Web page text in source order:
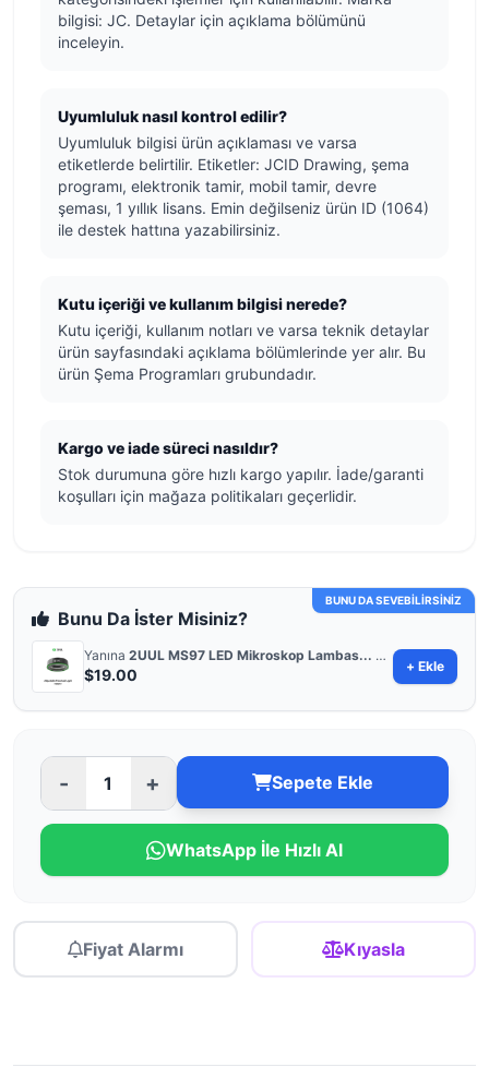
bilgisi: JC. Detaylar için açıklama bölümünü
inceleyin.
Uyumluluk nasıl kontrol edilir?
Uyumluluk bilgisi ürün açıklaması ve varsa
etiketlerde belirtilir. Etiketler: JCID Drawing, şema
programı, elektronik tamir, mobil tamir, devre
şeması, 1 yıllık lisans. Emin değilseniz ürün ID (1064)
ile destek hattına yazabilirsiniz.
Kutu içeriği ve kullanım bilgisi nerede?
Kutu içeriği, kullanım notları ve varsa teknik detaylar
ürün sayfasındaki açıklama bölümlerinde yer alır. Bu
ürün Şema Programları grubundadır.
Kargo ve iade süreci nasıldır?
Stok durumuna göre hızlı kargo yapılır. İade/garanti
koşulları için mağaza politikaları geçerlidir.
BUNU DA SEVEBİLİRSİNİZ
Bunu Da İster Misiniz?
Yanına 2UUL MS97 LED Mikroskop Lambas...
$19.00 + Ekle
- + Sepete Ekle
WhatsApp İle Hızlı Al
Fiyat Alarmı Kıyasla